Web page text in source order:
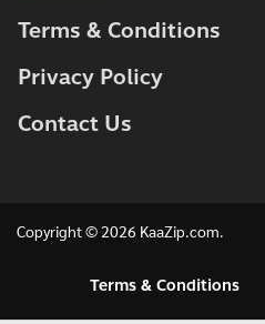
Terms & Conditions
Privacy Policy
Contact Us
Copyright © 2026 KaaZip.com
Terms & Conditions